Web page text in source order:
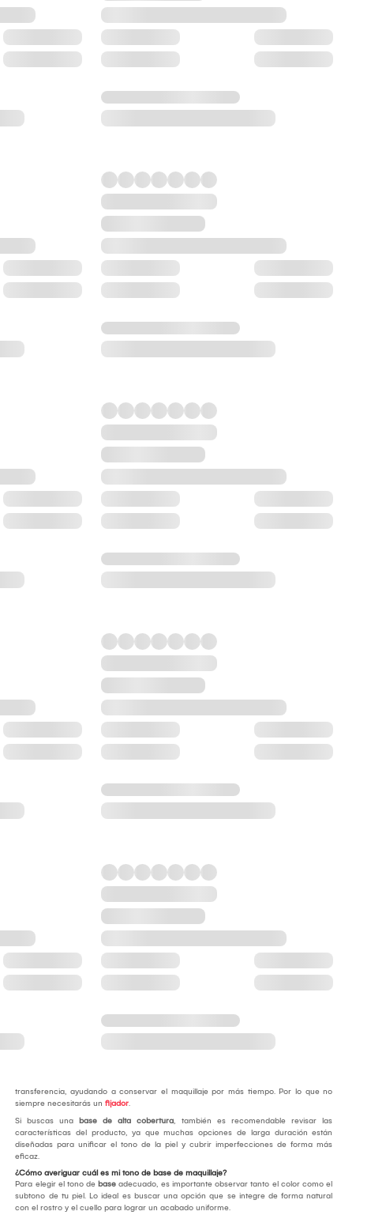
transferencia, ayudando a conservar el maquillaje por más tiempo. Por lo que no
siempre necesitarás unfijador.
Si buscas una
base de alta cobertura, también es recomendable revisar las
características del producto, ya que muchas opciones de larga duración están
diseñadas para unificar el tono de la piel y cubrir imperfecciones de forma más
eficaz.
¿Cómo averiguar cuál es mi tono de base de maquillaje?
Para elegir el tono de baseadecuado, es importante observar tanto el color como el
subtono de tu piel. Lo ideal es buscar una opción que se integre de forma natural
con el rostro y el cuello para lograr un acabado uniforme.